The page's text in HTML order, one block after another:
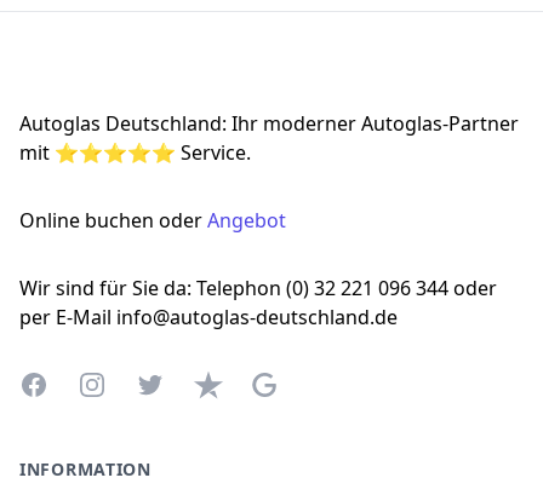
Autoglas Deutschland: Ihr moderner Autoglas-Partner
mit ⭐⭐⭐⭐⭐ Service.
Online buchen oderAngebot
Wir sind für Sie da: Telephon (0) 32 221 096 344 oder
per E-Mail info@autoglas-deutschland.de
FacebookInstagramTwitterTrustpilotGoogle Business Profile
INFORMATION